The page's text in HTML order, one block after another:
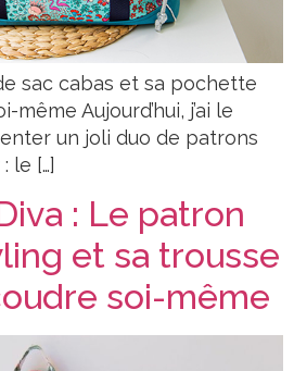
sac cabas et sa pochette
Aujourd’hui, j’ai le
un joli duo de patrons
le […]
: Le patron
et sa trousse
soi-même